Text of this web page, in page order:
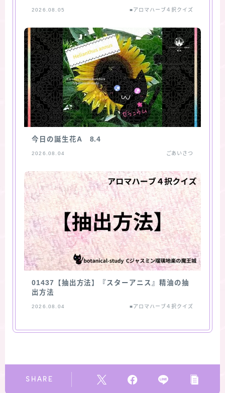
2026.08.05 ■アロマハーブ４択クイズ
今日の誕生花A 8.4
2026.08.04 ごあいさつ
01437【抽出方法】『スターアニス』精油の抽
出方法
2026.08.04 ■アロマハーブ４択クイズ
SHARE